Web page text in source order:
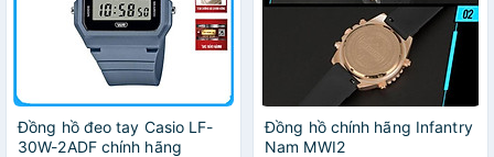
Đồng hồ đeo tay Casio LF-
30W-2ADF chính hãng
Đồng hồ chính hãng Infantry
Nam MWI2